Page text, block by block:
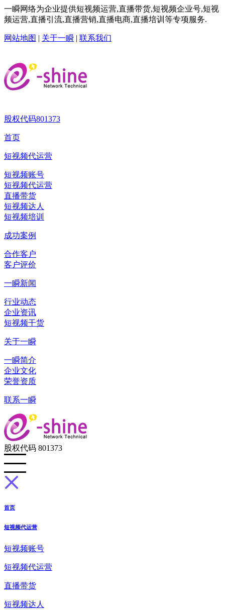
一瞬网络为企业提供短视频运营,直播带货,短视频企业号,短视
频运营,直播引流,直播营销,直播电商,直播培训等专项服务.
网站地图 | 关于一瞬 | 联系我们
股权代码801373
首页
短视频代运营
短视频账号
短视频代运营
直播带货
短视频达人
短视频培训
成功案例
合作客户
客户评价
一瞬新闻
行业动态
企业资讯
短视频干货
关于一瞬
一瞬简介
企业文化
荣誉资质
联系一瞬
股权代码 801373
首页
短视频代运营
短视频账号
短视频代运营
直播带货
短视频达人